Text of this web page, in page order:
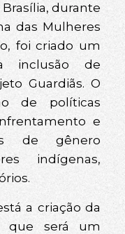
durante
das Mulheres
foi criado um
inclusão de
Guardiãs. O
de políticas
e
de gênero
indígenas,
a criação da
que será um